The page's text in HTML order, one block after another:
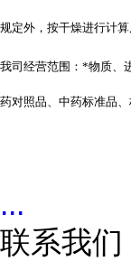
规定外，按干燥进行计算
我司经营范围：*物质、
药对照品、中药标准品
...
联系我们